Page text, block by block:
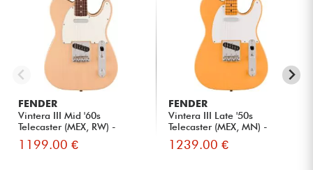
FENDER
Vintera III Mid '60s
Telecaster (MEX, RW) -
vintag...
1199.00 €
FENDER
Vintera III Late '50s
Telecaster (MEX, MN) -
butte...
1239.00 €